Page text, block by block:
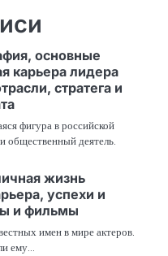
основные
карьера лидера
стратега и
фигура в российской
общественный деятель.
жизнь
успехи и
и фильмы
имен в мире актеров.
ему…